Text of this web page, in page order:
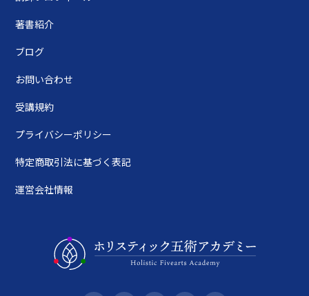
著書紹介
ブログ
お問い合わせ
受講規約
プライバシーポリシー
特定商取引法に基づく表記
運営会社情報